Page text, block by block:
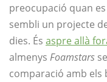
preocupació quan
sembli un projecte
dies. És aspre allà
almenys Foamstars
comparació amb els